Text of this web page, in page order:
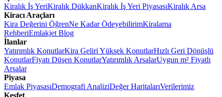
Kiralık İş YeriKiralık DükkanKiralık İş Yeri PiyasasıKiralık Arsa
Kiracı Araçları
Kira Değerini ÖğrenNe Kadar ÖdeyebilirimKiralama
RehberiEmlakjet Blog
İlanlar
Yatırımlık KonutlarKira Geliri Yüksek KonutlarHızlı Geri Dönüşlü
KonutlarFiyatı Düşen KonutlarYatırımlık ArsalarUygun m² Fiyatlı
Arsalar
Piyasa
Emlak PiyasasıDemografi AnaliziDeğer HaritalarıVerilerimiz
Keşfet